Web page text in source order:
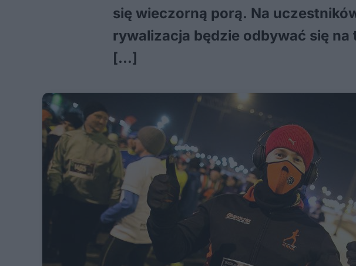
się wieczorną porą. Na
rywalizacja będzie odbywać się
[…]